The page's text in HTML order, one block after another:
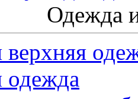
Одежда
верхняя
одежда